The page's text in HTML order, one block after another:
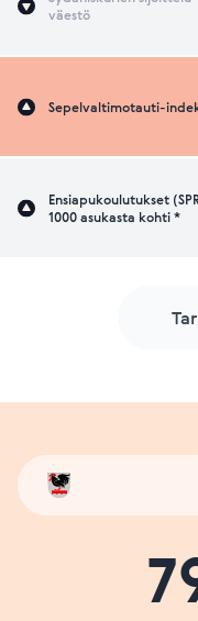
väestö
Sepelvaltimotauti-
Ensiapukoulutukset
1000 asukasta kohti *